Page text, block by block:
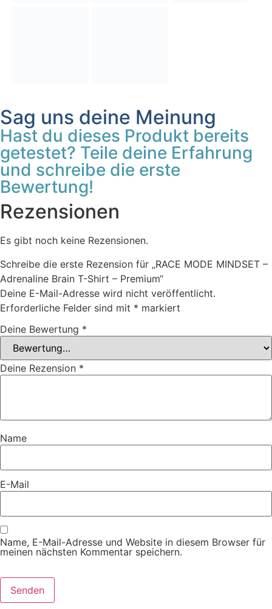
Sag uns deine Meinung
Hast du dieses Produkt bereits
getestet? Teile deine Erfahrung
und schreibe die erste
Bewertung!
Rezensionen
Es gibt noch keine Rezensionen.
Schreibe die erste Rezension für „RACE MODE MINDSET –
Adrenaline Brain T-Shirt – Premium“
Deine E-Mail-Adresse wird nicht veröffentlicht.
Erforderliche Felder sind mit * markiert
Deine Bewertung *
Deine Rezension *
Name
E-Mail
Name, E-Mail-Adresse und Website in diesem Browser für
meinen nächsten Kommentar speichern.